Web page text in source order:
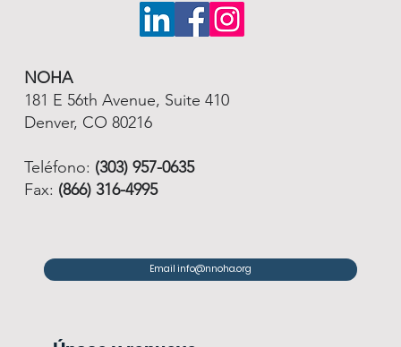
NOHA
181 E 56th Avenue, Suite 410
Denver, CO 80216
Teléfono: (303) 957-0635
Fax: (866) 316-4995
Email info@nnoha.org